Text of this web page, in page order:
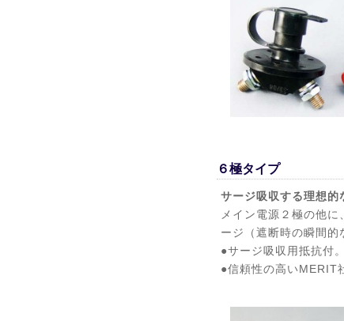
６極タイプ
サージ吸収する理想的
メイン電源２極の他
ージ（遮断時の瞬間的
●サージ吸収用抵抗付。
●信頼性の高いMERIT